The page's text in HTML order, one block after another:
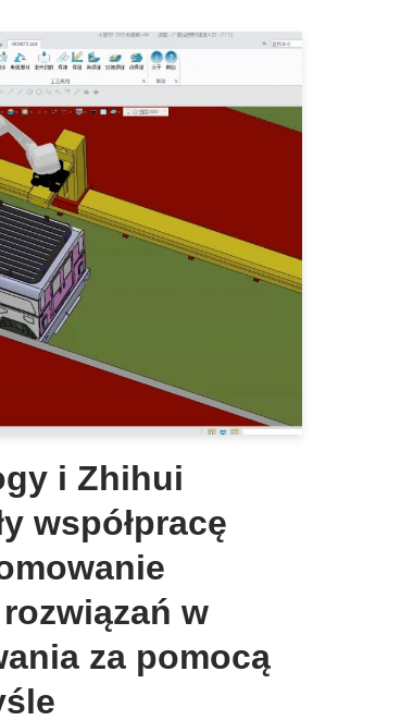
i Zhihui
współpracę
w
za pomocą